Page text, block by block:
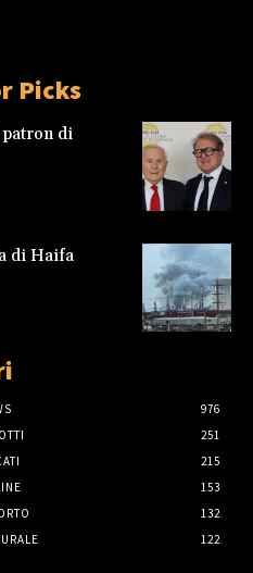
Picks
di
di Haifa
976
251
215
153
132
122